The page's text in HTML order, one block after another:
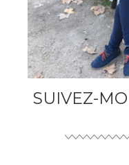
SUIVEZ-